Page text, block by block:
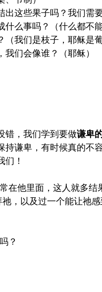
这些果子吗？我们需
么事吗？（什么都不能
我们是枝子，耶稣是葡
们会像谁？（耶稣）
错，我们学到要做谦卑
持谦卑，有时候真的不
们！
在他里面，这人就多结
，以及过一个能让祂感
？